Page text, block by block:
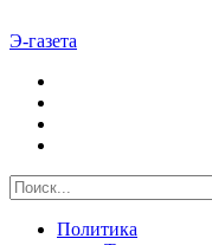
Э-газета
Политика